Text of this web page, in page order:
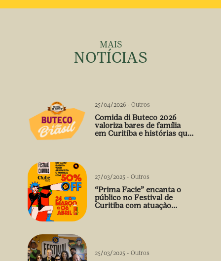
MAIS
NOTÍCIAS
25/04/2026 - Outros
Comida di Buteco 2026
valoriza bares de família
em Curitiba e histórias que
27/03/2025 - Outros
“Prima Facie” encanta o
público no Festival de
Curitiba com atuação
25/03/2025 - Outros